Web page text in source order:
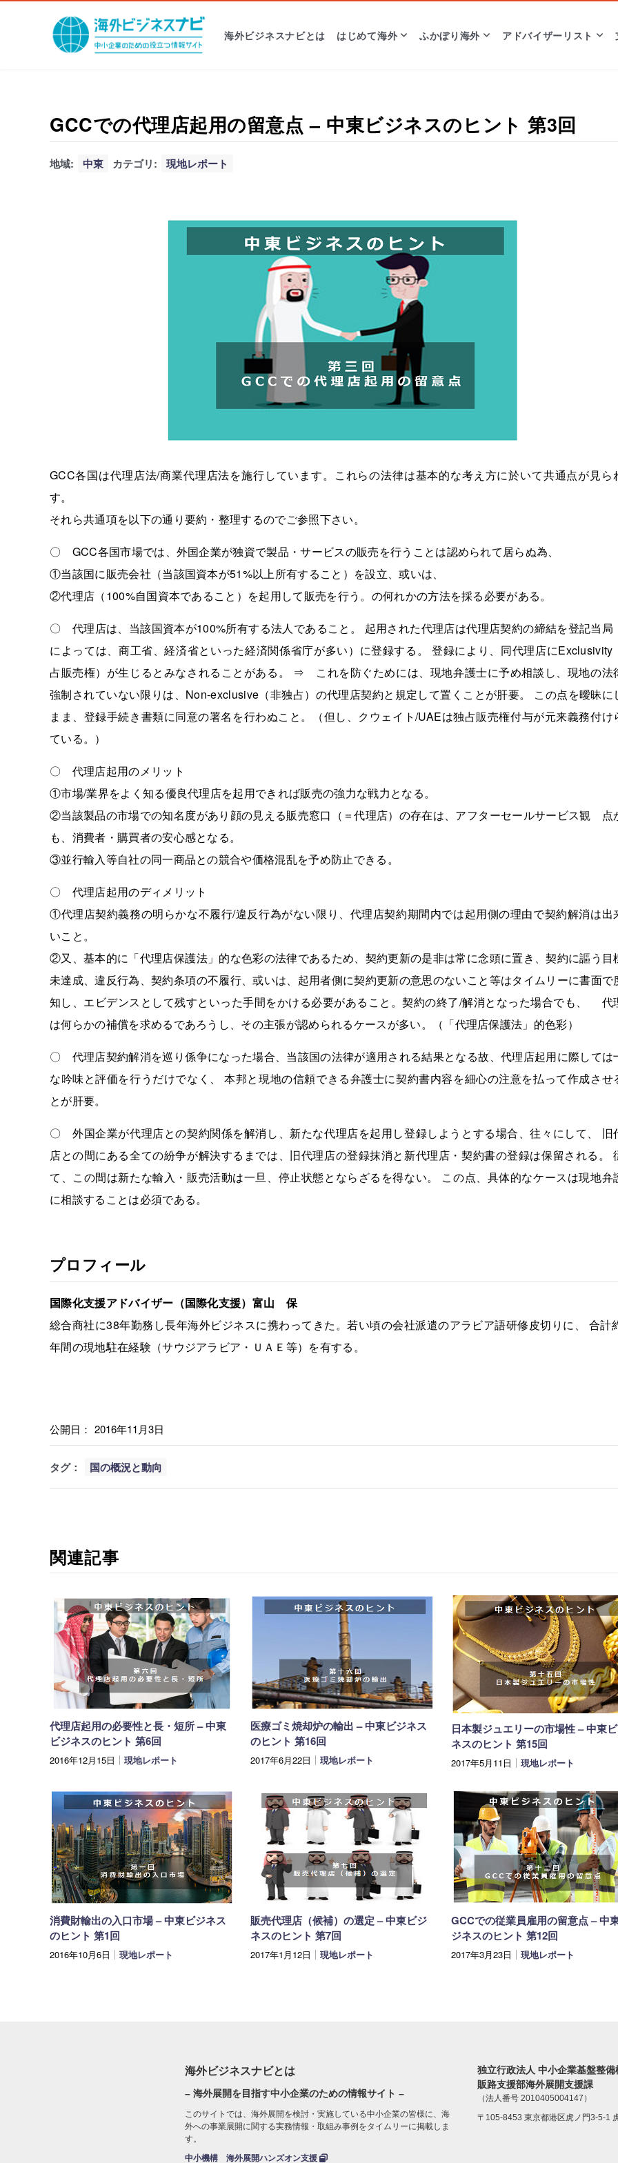
海外ビジネスナビとは はじめて海外 ふかぼり海外 アドバイザーリスト
GCCでの代理店起用の留意点 – 中東ビジネスのヒント 第3回
地域: 中東 カテゴリ: 現地レポート
GCC各国は代理店法/商業代理店法を施行しています。これらの法律は基本的な考え方に於いて共通点が見ら
す。
それら共通項を以下の通り要約・整理するのでご参照下さい。
〇 GCC各国市場では、外国企業が独資で製品・サービスの販売を行うことは認められて居らぬ為、
①当該国に販売会社（当該国資本が51%以上所有すること）を設立、或いは、
②代理店（100%自国資本であること）を起用して販売を行う。の何れかの方法を採る必要がある。
〇 代理店は、当該国資本が100%所有する法人であること。 起用された代理店は代理店契約の締結を登記当局
によっては、商工省、経済省といった経済関係省庁が多い）に登録する。 登録により、同代理店にExclusivity
占販売権）が生じるとみなされることがある。 ⇒ これを防ぐためには、現地弁護士に予め相談し、現地の法
強制されていない限りは、Non-exclusive（非独占）の代理店契約と規定して置くことが肝要。 この点を曖昧に
まま、登録手続き書類に同意の署名を行わぬこと。（但し、クウェイト/UAEは独占販売権付与が元来義務付け
ている。）
〇 代理店起用のメリット
①市場/業界をよく知る優良代理店を起用できれば販売の強力な戦力となる。
②当該製品の市場での知名度があり顔の見える販売窓口（＝代理店）の存在は、アフターセールサービス観 点
も、消費者・購買者の安心感となる。
③並行輸入等自社の同一商品との競合や価格混乱を予め防止できる。
〇 代理店起用のディメリット
①代理店契約義務の明らかな不履行/違反行為がない限り、代理店契約期間内では起用側の理由で契約解消は出
いこと。
②又、基本的に「代理店保護法」的な色彩の法律であるため、契約更新の是非は常に念頭に置き、契約に謳う目
未達成、違反行為、契約条項の不履行、或いは、起用者側に契約更新の意思のないこと等はタイムリーに書面で
知し、エビデンスとして残すといった手間をかける必要があること。契約の終了/解消となった場合でも、 代
は何らかの補償を求めるであろうし、その主張が認められるケースが多い。（「代理店保護法」的色彩）
〇 代理店契約解消を巡り係争になった場合、当該国の法律が適用される結果となる故、代理店起用に際しては
な吟味と評価を行うだけでなく、 本邦と現地の信頼できる弁護士に契約書内容を細心の注意を払って作成させ
とが肝要。
〇 外国企業が代理店との契約関係を解消し、新たな代理店を起用し登録しようとする場合、往々にして、 旧
店との間にある全ての紛争が解決するまでは、旧代理店の登録抹消と新代理店・契約書の登録は保留される。
て、この間は新たな輸入・販売活動は一旦、停止状態とならざるを得ない。 この点、具体的なケースは現地弁
に相談することは必須である。
プロフィール
国際化支援アドバイザー（国際化支援）富山 保
総合商社に38年勤務し長年海外ビジネスに携わってきた。若い頃の会社派遣のアラビア語研修皮切りに、 合計
年間の現地駐在経験（サウジアラビア・ＵＡＥ等）を有する。
公開日： 2016年11月3日
タグ： 国の概況と動向
関連記事
代理店起用の必要性と長・短所 – 中東
ビジネスのヒント 第6回
2016年12月15日 現地レポート
医療ゴミ焼却炉の輸出 – 中東ビジネス
のヒント 第16回
2017年6月22日 現地レポート
日本製ジュエリーの市場性 – 中東
ネスのヒント 第15回
2017年5月11日 現地レポート
消費財輸出の入口市場 – 中東ビジネス
のヒント 第1回
2016年10月6日 現地レポート
販売代理店（候補）の選定 – 中東ビジ
ネスのヒント 第7回
2017年1月12日 現地レポート
GCCでの従業員雇用の留意点 – 中
ジネスのヒント 第12回
2017年3月23日 現地レポート
海外ビジネスナビとは
– 海外展開を目指す中小企業のための情報サイト –
このサイトでは、海外展開を検討・実施している中小企業の皆様に、海
外への事業展開に関する実務情報・取組み事例をタイムリーに掲載しま
す。
中小機構 海外展開ハンズオン支援
独立行政法人 中小企業基盤整備
販路支援部海外展開支援課
（法人番号 2010405004147）
〒105-8453 東京都港区虎ノ門3-5-1